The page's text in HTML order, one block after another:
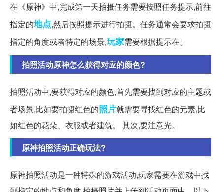
在《原神》中,完成第一天拍摄任务需要按照任务提示,前往
指定的地点,然后按照提示进行拍摄。任务通常会要求拍摄
指定的角度或者特定的场景,玩家需要根据提示在。
拍照活动原神怎么获得对应的颜色?
拍照活动中,要获得对应的颜色,首先需要找到对应的主题或
者场景,比如要拍摄红色的照片就需要寻找红色的元素,比
如红色的花朵、衣服或者建筑。 其次,要注意光。
原神拍照活动正确玩法?
原神拍照活动是一种特殊的游戏活动,玩家需要在游戏中找